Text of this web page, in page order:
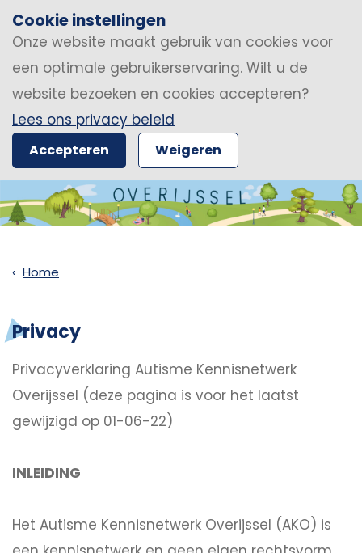
Cookie instellingen
Onze website maakt gebruik van cookies voor
een optimale gebruikerservaring. Wilt u de
website bezoeken en cookies accepteren?
Lees ons privacy beleid
Accepteren Weigeren
Home
Privacy
Privacyverklaring Autisme Kennisnetwerk
Overijssel (deze pagina is voor het laatst
gewijzigd op 01-06-22)
INLEIDING
Het Autisme Kennisnetwerk Overijssel (AKO) is